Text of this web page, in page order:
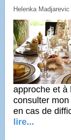
Helenka Madjarevic
approche et à
consulter
en cas de
lire...